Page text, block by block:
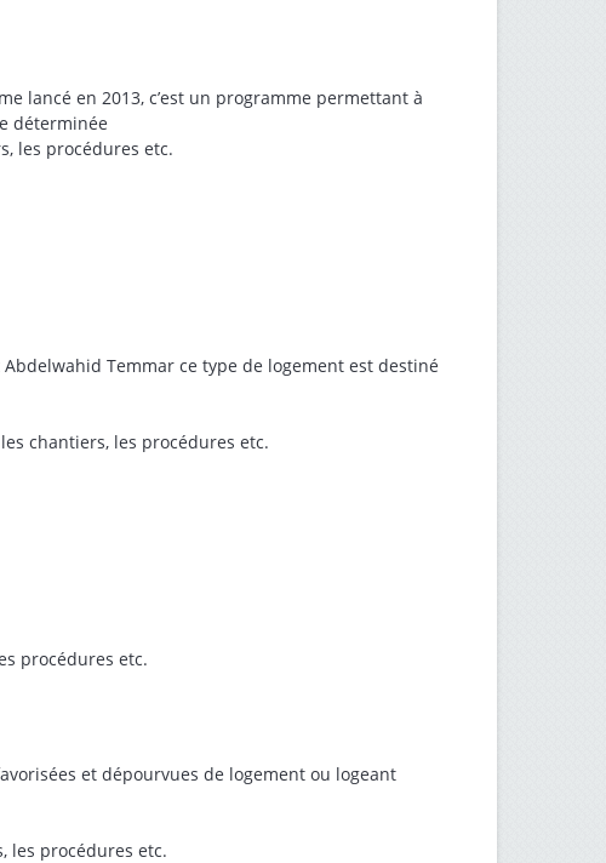
lancé en 2013, c’est un programme permettant à
déterminée
les procédures etc.
Temmar ce type de logement est destiné
chantiers, les procédures etc.
procédures etc.
et dépourvues de logement ou logeant
les procédures etc.